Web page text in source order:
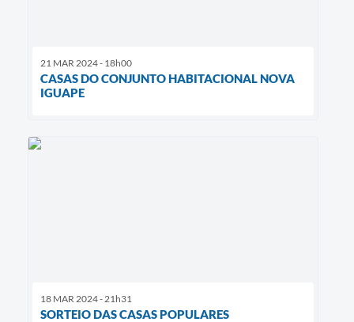
21 MAR 2024 - 18h00
CASAS DO CONJUNTO HABITACIONAL NOVA
IGUAPE
18 MAR 2024 - 21h31
SORTEIO DAS CASAS POPULARES